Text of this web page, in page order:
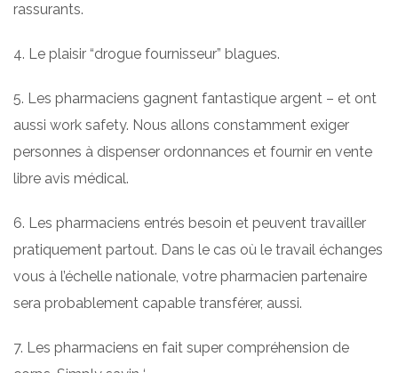
rassurants.
4. Le plaisir “drogue fournisseur” blagues.
5. Les pharmaciens gagnent fantastique argent – et ont
aussi work safety. Nous allons constamment exiger
personnes à dispenser ordonnances et fournir en vente
libre avis médical.
6. Les pharmaciens entrés besoin et peuvent travailler
pratiquement partout. Dans le cas où le travail échanges
vous à l’échelle nationale, votre pharmacien partenaire
sera probablement capable transférer, aussi.
7. Les pharmaciens en fait super compréhension de